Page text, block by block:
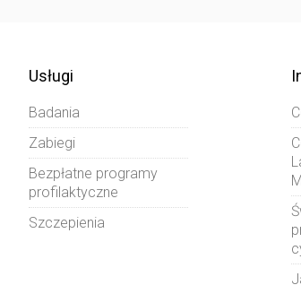
Usługi
Badania
Zabiegi
Bezpłatne programy
profilaktyczne
Szczepienia